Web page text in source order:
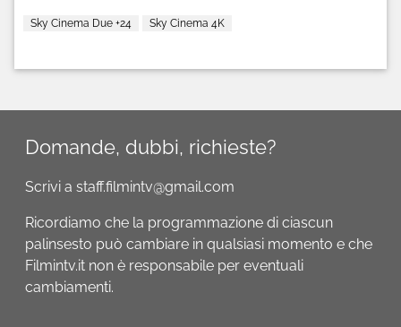
Sky Cinema Due +24 Sky Cinema 4K
Domande, dubbi, richieste?
Scrivi a staff.filmintv@gmail.com
Ricordiamo che la programmazione di ciascun
palinsesto può cambiare in qualsiasi momento e che
Filmintv.it non è responsabile per eventuali
cambiamenti.